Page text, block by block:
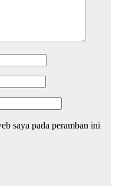
saya pada peramban ini